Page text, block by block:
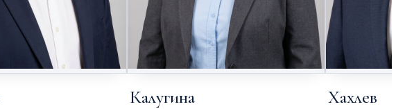
Калугина Хахлев